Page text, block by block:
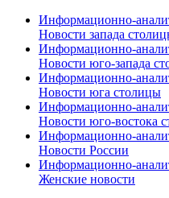
Информационно-
Новости запада
Информационно-
Новости юго-запада
Информационно-
Новости юга столицы
Информационно-
Новости юго-востока
Информационно-
Новости России
Информационно-
Женские новости